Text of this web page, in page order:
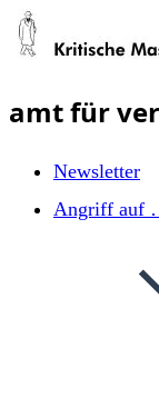
Zum
springen
amt für
Newsletter
Angriff auf